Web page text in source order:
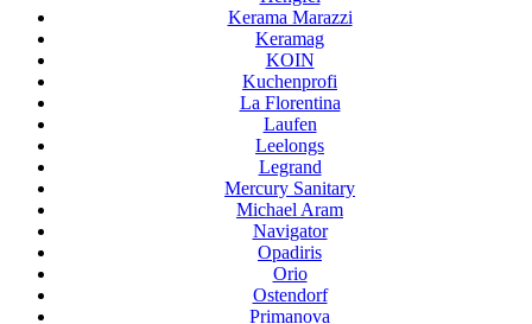
Kerama Marazzi
Keramag
KOIN
Kuchenprofi
La Florentina
Laufen
Leelongs
Legrand
Mercury Sanitary
Michael Aram
Navigator
Opadiris
Orio
Ostendorf
Primanova